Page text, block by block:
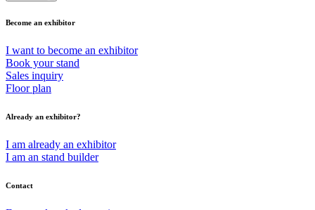
Become an exhibitor
I want to become an exhibitor
Book your stand
Sales inquiry
Floor plan
Already an exhibitor?
I am already an exhibitor
I am an stand builder
Contact